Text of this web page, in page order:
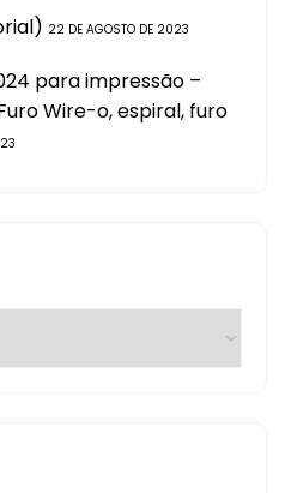
22 DE AGOSTO DE 2023
para impressão –
Wire-o, espiral, furo